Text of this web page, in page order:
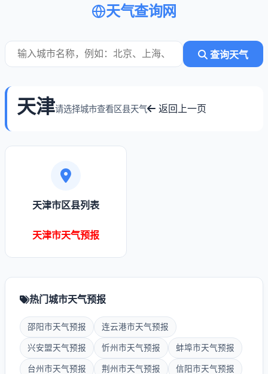
天气查询网
查询天气
天津请选择城市查看区县天气 返回上一页
天津市区县列表
天津市天气预报
热门城市天气预报
邵阳市天气预报 连云港市天气预报
兴安盟天气预报 忻州市天气预报 蚌埠市天气预报
台州市天气预报 荆州市天气预报 信阳市天气预报